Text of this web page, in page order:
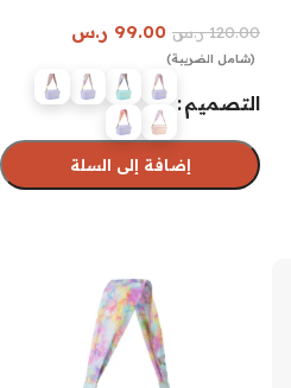
120.00 ر.س 99.00 ر.س
(شامل الضريبة)
التصميم
إضافة إلى السلة